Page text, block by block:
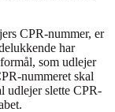
CPR-nummer, er
har
som udlejer
nummeret skal
udlejer slette CPR-